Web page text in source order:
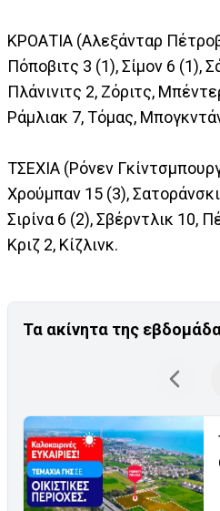
ΚΡΟΑΤΙΑ (Αλεξάνταρ
Πόποβιτς 3 (1), Σίμον 6 (1),
Πλάνινιτς 2, Ζόριτς,
Ράμλιακ 7, Τόμας,
ΤΣΕΧΙΑ (Ρόνεν
Χρούμπαν 15 (3),
Σιρίνα 6 (2), Σβέρντλικ 10,
Κριζ 2, Κίζλινκ.
Τα ακίνητα της